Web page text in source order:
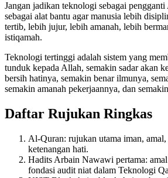
Jangan jadikan teknologi sebagai
sebagai alat bantu agar manusia lebih
tertib, lebih jujur, lebih amanah, lebih
istiqamah.
Teknologi tertinggi adalah sistem yang
tunduk kepada Allah, semakin sadar akan
bersih hatinya, semakin benar ilmunya,
semakin amanah pekerjaannya, dan
Daftar Rujukan Ringkas
Al-Quran: rujukan utama iman,
ketenangan hati.
Hadits Arbain Nawawi pertama:
fondasi audit niat dalam Teknologi